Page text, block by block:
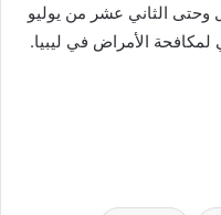
وحتى الثاني عشر من يوليو
الأمراض في ليبيا.